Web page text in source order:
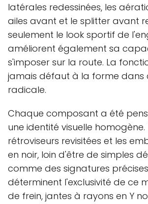
latérales redessinées, les
ailes avant et le splitter avant
seulement le look sportif de
améliorent également sa
s'imposer sur la route. La
jamais défaut à la forme dans
radicale.
Chaque composant a été
une identité visuelle
rétroviseurs revisitées et les
en noir, loin d'être de simples
comme des signatures
déterminent l'exclusivité de ce
de frein, jantes à rayons en Y